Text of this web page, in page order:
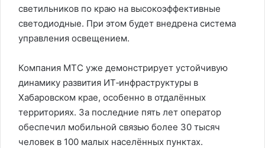
светильников по краю на высокоэффективные
светодиодные. При этом будет внедрена система
управления освещением.
Компания МТС уже демонстрирует устойчивую
динамику развития ИТ‑инфраструктуры в
Хабаровском крае, особенно в отдалённых
территориях. За последние пять лет оператор
обеспечил мобильной связью более 30 тысяч
человек в 100 малых населённых пунктах.